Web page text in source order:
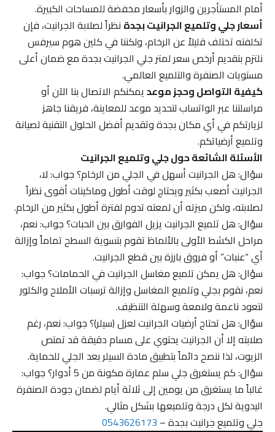
أمام المستأجرين والزوار بأسعار مخفضة للمساحات الكبيرة.
أسعار جلي وتلميع الجرانيت بجدةنظراً لصلابة الجرانيت، فإن
تكلفته تختلف قليلاً عن الرخام، ولكننا في كلين هوم سيرفس
نلتزم بتقديم أرخص سعر لمتر جلي الجرانيت بجدة مع ضمان أعلى
مستويات الصنفرة والتلميع العالمي.
كيفية التواصل وحجز موعديمكنكم الاتصال بنا الآن أو
مراسلتنا عبر الواتساب لتحديد موعد للمعاينة، فريقنا جاهز
لزيارتكم في أي مكان بجدة وتقديم أفضل الحلول التقنية لصيانة
وتلميع أرضياتكم.
الأسئلة الشائعة حول جلي وتلميع الجرانيت
سؤال: هل الجرانيت أسهل في الجلي من الرخام؟ جواب: لا،
الجرانيت أصعب بكثير ويحتاج لوقت أطول وماكينات أقوى نظراً
لصلابته، ولكن ميزته أن لمعته تدوم لفترة أطول بكثير من الرخام.
سؤال: هل تلميع الجرانيت يزيل الفوارق بين الحبات؟ جواب: نعم،
مراحل الكشط الأولى بالألماظ تقوم بتسوية السطح تماماً وإزالة
أي “عنبات” أو فروق بارزة بين قطع الجرانيت.
سؤال: هل يمكن تلميع مغاسل الجرانيت في الحمامات؟ جواب:
نعم، نقوم بجلي وتلميع المغاسل وإزالة ترسبات الأملاح والكلور
لتعود ناعمة ولامعة وسهلة التنظيف.
سؤال: هل تحتاج أرضيات الجرانيت لعزل (سيلر)؟ جواب: نعم، رغم
صلابته إلا أن الجرانيت يحتوي على مسام دقيقة قد تمتص
الزيوت، لذا ننصح دائماً بتطبيق مادة السيلر بعد الجلي للحماية.
سؤال: كم يستغرق جلي سلم عمارة مكونة من 5 أدوار؟ جواب:
غالباً ما يستغرق من يومين إلى ثلاثة أيام لضمان جودة الصنفرة
اليدوية لكل درجة وتلميعها بشكل مثالي.
جلي وتلميع جرانيت بجدة –0543626173